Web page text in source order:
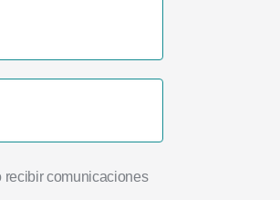
recibir comunicaciones